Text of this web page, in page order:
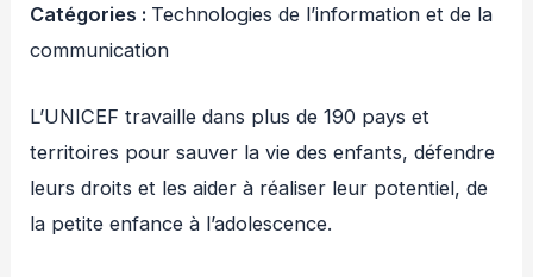
Catégories : Technologies de l’information et de la
communication
L’UNICEF travaille dans plus de 190 pays et
territoires pour sauver la vie des enfants, défendre
leurs droits et les aider à réaliser leur potentiel, de
la petite enfance à l’adolescence.